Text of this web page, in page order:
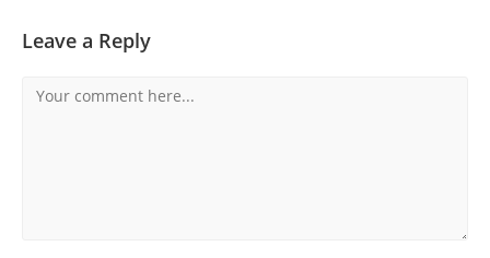
Leave a Reply
Comment